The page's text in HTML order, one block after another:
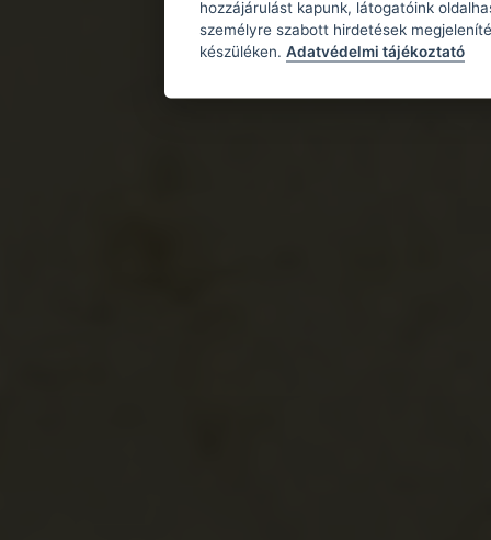
hozzájárulást kapunk, látogatóink
személyre szabott hirdetések
készüléken. Adatvédelmi tájékoztató